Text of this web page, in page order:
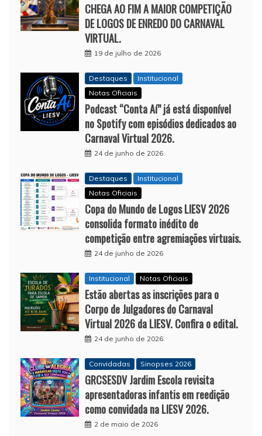
CHEGA AO FIM A MAIOR COMPETIÇÃO
DE LOGOS DE ENREDO DO CARNAVAL
VIRTUAL.
19 de julho de 2026
Destaques
Institucional
Notas Oficiais
Podcast “Conta Aí” já está disponível
no Spotify com episódios dedicados ao
Carnaval Virtual 2026.
24 de junho de 2026
Destaques
Institucional
Notas Oficiais
Copa do Mundo de Logos LIESV 2026
consolida formato inédito de
competição entre agremiações virtuais.
24 de junho de 2026
Institucional Notas Oficiais
Estão abertas as inscrições para o
Corpo de Julgadores do Carnaval
Virtual 2026 da LIESV. Confira o edital.
24 de junho de 2026
Convidadas Sinopses 2026
GRCSESDV Jardim Escola revisita
apresentadoras infantis em reedição
como convidada na LIESV 2026.
2 de maio de 2026